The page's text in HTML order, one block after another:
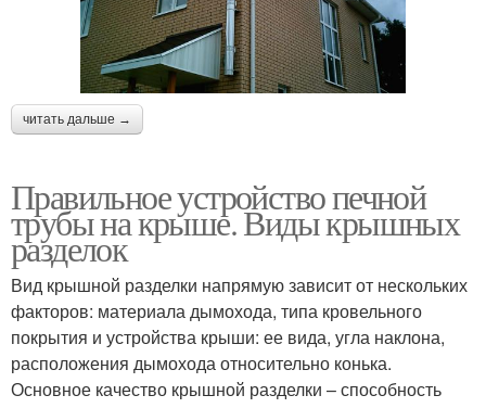
читать дальше →
Правильное устройство печной
трубы на крыше. Виды крышных
разделок
Вид крышной разделки напрямую зависит от нескольких
факторов: материала дымохода, типа кровельного
покрытия и устройства крыши: ее вида, угла наклона,
расположения дымохода относительно конька.
Основное качество крышной разделки – способность